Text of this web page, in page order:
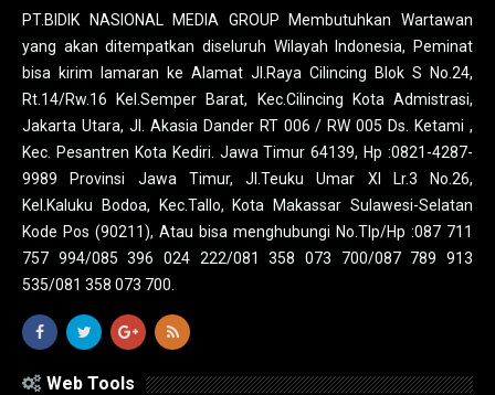
PT.BIDIK NASIONAL MEDIA GROUP Membutuhkan Wartawan
yang akan ditempatkan diseluruh Wilayah Indonesia, Peminat
bisa kirim lamaran ke Alamat Jl.Raya Cilincing Blok S No.24,
Rt.14/Rw.16 Kel.Semper Barat, Kec.Cilincing Kota Admistrasi,
Jakarta Utara, Jl. Akasia Dander RT 006 / RW 005 Ds. Ketami ,
Kec. Pesantren Kota Kediri. Jawa Timur 64139, Hp :0821-4287-
9989 Provinsi Jawa Timur, Jl.Teuku Umar XI Lr.3 No.26,
Kel.Kaluku Bodoa, Kec.Tallo, Kota Makassar Sulawesi-Selatan
Kode Pos (90211), Atau bisa menghubungi No.Tlp/Hp :087 711
757 994/085 396 024 222/081 358 073 700/087 789 913
535/081 358 073 700.
Web Tools